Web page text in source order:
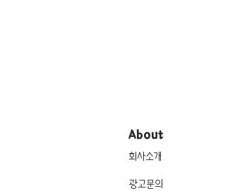
About
회사소개
광고문의